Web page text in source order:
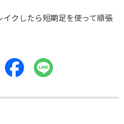
イクしたら短期足を使って順張